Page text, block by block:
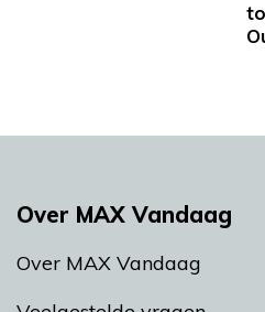
Over MAX Vandaag
Over MAX Vandaag